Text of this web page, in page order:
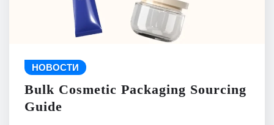
НОВОСТИ
Bulk Cosmetic Packaging Sourcing
Guide